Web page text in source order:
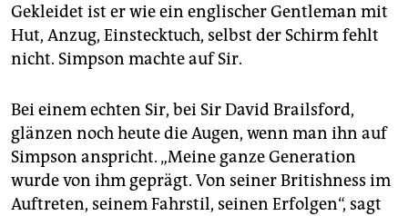
Gekleidet ist er wie ein englischer Gentleman mit
Hut, Anzug, Einstecktuch, selbst der Schirm fehlt
nicht. Simpson machte auf Sir.
Bei einem echten Sir, bei Sir David Brailsford,
glänzen noch heute die Augen, wenn man ihn auf
Simpson anspricht. „Meine ganze Generation
wurde von ihm geprägt. Von seiner Britishness im
Auftreten, seinem Fahrstil, seinen Erfolgen“, sagt